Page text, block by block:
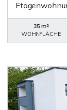
35 m²
WOHNFLÄCHE